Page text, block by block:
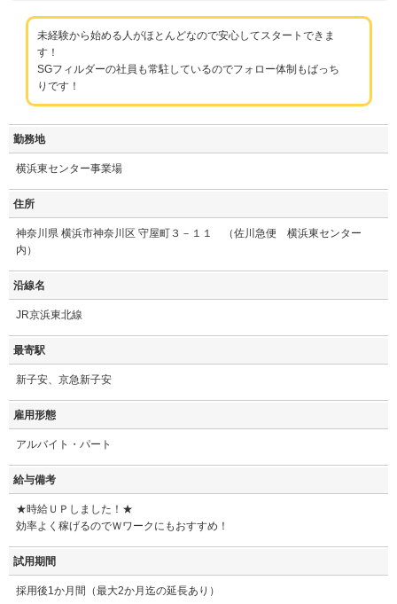
未経験から始める人がほとんどなので安心してスタートできま
す！
SGフィルダーの社員も常駐しているのでフォロー体制もばっち
りです！
勤務地
横浜東センター事業場
住所
神奈川県 横浜市神奈川区 守屋町３－１１ （佐川急便 横浜東センター
内）
沿線名
JR京浜東北線
最寄駅
新子安、京急新子安
雇用形態
アルバイト・パート
給与備考
★時給ＵＰしました！★
効率よく稼げるのでＷワークにもおすすめ！
試用期間
採用後1か月間（最大2か月迄の延長あり）